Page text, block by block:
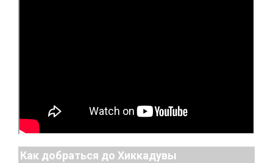
Как добраться до Хиккадувы